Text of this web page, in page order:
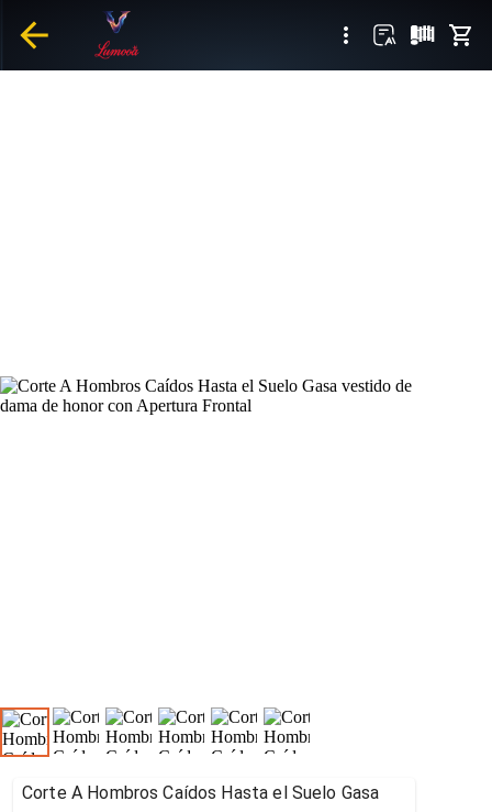
Corte A Hombros Caídos Hasta el Suelo Gasa